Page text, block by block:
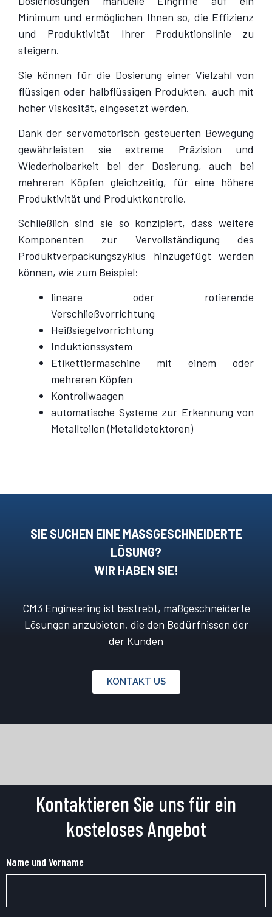
Minimum und ermöglichen Ihnen so, die Effizienz
und Produktivität Ihrer Produktionslinie zu
steigern.
Sie können für die Dosierung einer Vielzahl von
flüssigen oder halbflüssigen Produkten, auch mit
hoher Viskosität, eingesetzt werden.
Dank der servomotorisch gesteuerten Bewegung
gewährleisten sie extreme Präzision und
Wiederholbarkeit bei der Dosierung, auch bei
mehreren Köpfen gleichzeitig, für eine höhere
Produktivität und Produktkontrolle.
Schließlich sind sie so konzipiert, dass weitere
Komponenten zur Vervollständigung des
Produktverpackungszyklus hinzugefügt werden
können, wie zum Beispiel:
lineare oder rotierende
Verschließvorrichtung
Heißsiegelvorrichtung
Induktionssystem
Etikettiermaschine mit einem oder
mehreren Köpfen
Kontrollwaagen
automatische Systeme zur Erkennung von
Metallteilen (Metalldetektoren)
SIE SUCHEN EINE MASSGESCHNEIDERTE L
ÖSUNG?
WIR HABEN SIE!
CM3 Engineering ist bestrebt, maßgeschneiderte
Lösungen anzubieten, die den Bedürfnissen der
der Kunden
KONTAKT US
Kontaktieren Sie uns für ein
kosteloses Angebot
Name und Vorname